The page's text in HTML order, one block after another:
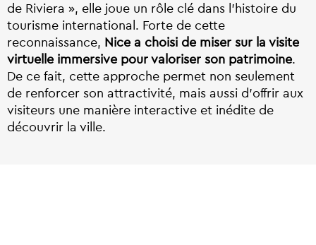
de Riviera », elle joue un rôle clé dans l’histoire du
tourisme international. Forte de cette
reconnaissance, Nice a choisi de miser sur la visite
virtuelle immersive pour valoriser son patrimoine.
De ce fait, cette approche permet non seulement
de renforcer son attractivité, mais aussi d’offrir aux
visiteurs une manière interactive et inédite de
découvrir la ville.